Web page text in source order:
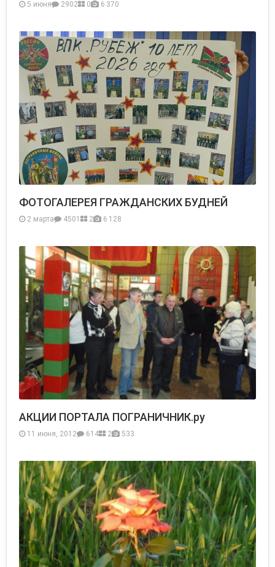
5 июня 2902 0 6 370
ФОТОГАЛЕРЕЯ ГРАЖДАНСКИХ БУДНЕЙ
2 марта 4501 2 6 128
АКЦИИ ПОРТАЛА ПОГРАНИЧНИК.ру
11 июня, 2012 614 2 533